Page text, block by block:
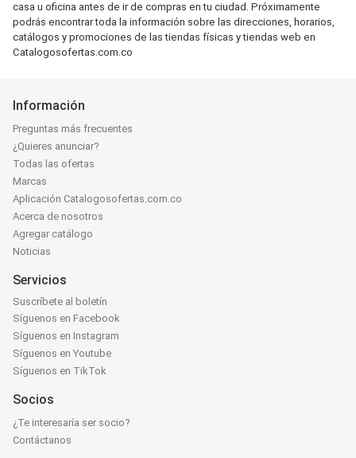
casa u oficina antes de ir de compras en tu ciudad. Próximamente
podrás encontrar toda la información sobre las direcciones, horarios,
catálogos y promociones de las tiendas físicas y tiendas web en
Catalogosofertas.com.co
Información
Preguntas más frecuentes
¿Quieres anunciar?
Todas las ofertas
Marcas
Aplicación Catalogosofertas.com.co
Acerca de nosotros
Agregar catálogo
Noticias
Servicios
Suscríbete al boletín
Síguenos en Facebook
Síguenos en Instagram
Síguenos en Youtube
Síguenos en TikTok
Socios
¿Te interesaría ser socio?
Contáctanos